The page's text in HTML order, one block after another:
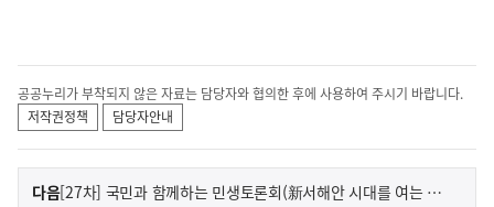
공공누리가 부착되지 않은 자료는 담당자와 협의한 후에 사용하여 주시기 바랍니다.
저작권정책
담당자안내
이다음기
[27차] 국민과 함께하는 민생토론회(新서해안 시대를 여는 경제 전진기지, 전북)